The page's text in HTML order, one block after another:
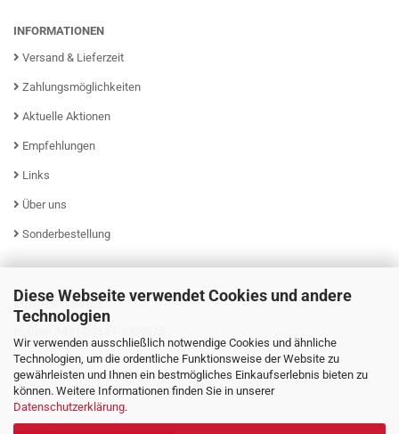
Diese Webseite verwendet Cookies und andere
Technologien
Wir verwenden ausschließlich notwendige Cookies und ähnliche
Technologien, um die ordentliche Funktionsweise der Website zu
gewährleisten und Ihnen ein bestmögliches Einkaufserlebnis bieten zu
können. Weitere Informationen finden Sie in unserer
Datenschutzerklärung.
INFORMATIONEN
Versand & Lieferzeit
Zahlungsmöglichkeiten
Aktuelle Aktionen
Empfehlungen
Links
Über uns
Sonderbestellung
KUNDENSERVICE
Mo - Fr von 08:00 - 16:00 Uhr